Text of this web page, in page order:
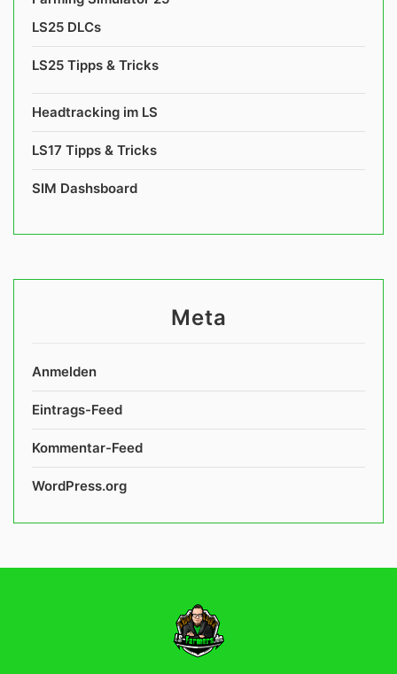
LS25 DLCs
LS25 Tipps & Tricks
Headtracking im LS
LS17 Tipps & Tricks
SIM Dashsboard
Meta
Anmelden
Eintrags-Feed
Kommentar-Feed
WordPress.org